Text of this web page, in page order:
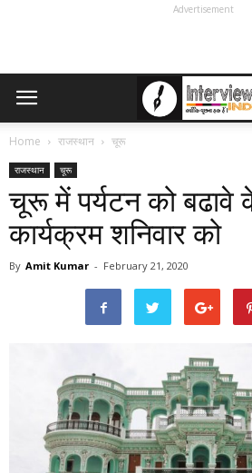
Advertisement
Home राजस्थान चूरू
राजस्थान चूरू
चूरू में पर्यटन को बढावे
कार्यक्रम शनिवार को
By Amit Kumar - February 21, 2020